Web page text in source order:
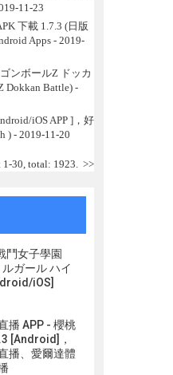
11-23
下載 1.7.3 (日版
Apps - 2019-
ンボールZ ドッカ
Dokkan Battle)-
iOS APP ]，好
)- 2019-11-20
1-30, total: 1923. >>
鬥女子學園
ガール ハイ
iOS]
播 APP - 櫻桃
[Android]，
播、愛爾達體